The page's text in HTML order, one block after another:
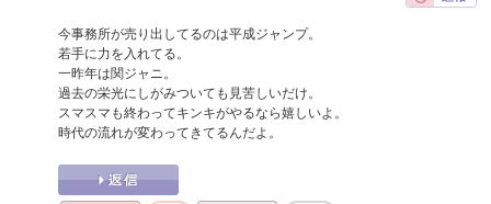
今事務所が売り出してるのは平成ジャンプ。
若手に力を入れてる。
一昨年は関ジャニ。
過去の栄光にしがみついても見苦しいだけ。
スマスマも終わってキンキがやるなら嬉しいよ。
時代の流れが変わってきてるんだよ。